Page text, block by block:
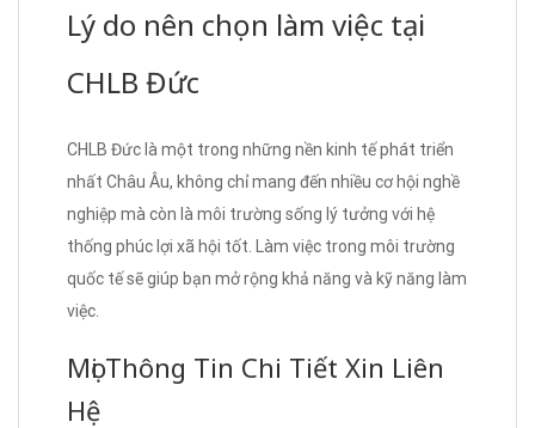
Lý do nên chọn làm việc tại
CHLB Đức
CHLB Đức là một trong những nền kinh tế phát triển
nhất Châu Âu, không chỉ mang đến nhiều cơ hội nghề
nghiệp mà còn là môi trường sống lý tưởng với hệ
thống phúc lợi xã hội tốt. Làm việc trong môi trường
quốc tế sẽ giúp bạn mở rộng khả năng và kỹ năng làm
việc.
Mọi Thông Tin Chi Tiết Xin Liên
Hệ